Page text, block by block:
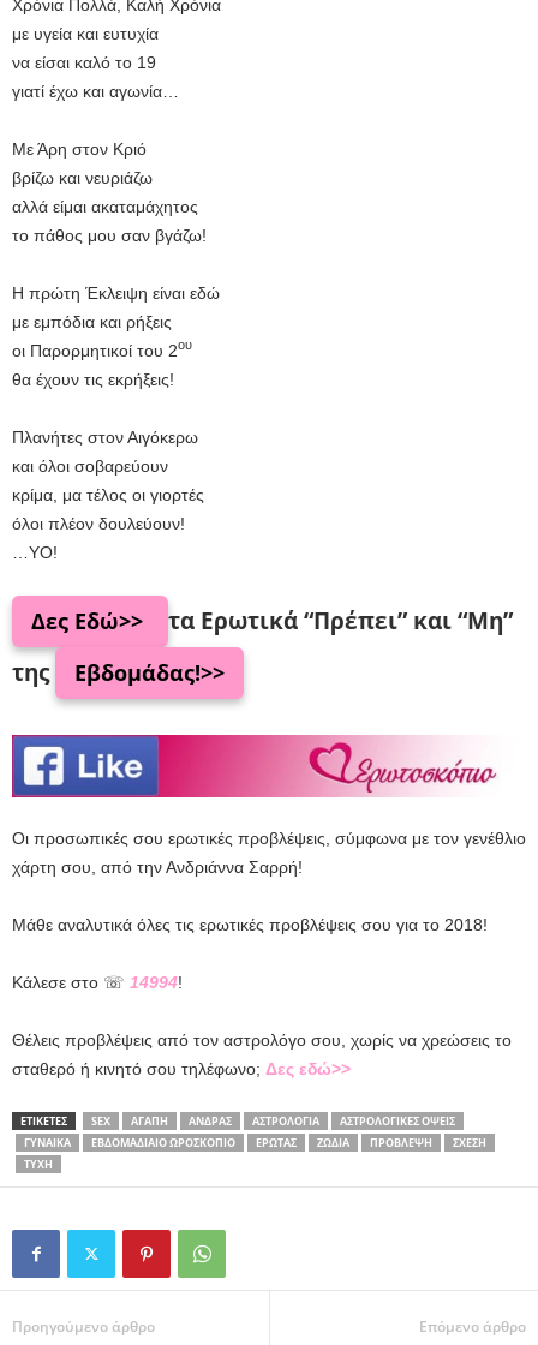
Χρόνια Πολλά, Καλή Χρόνια
με υγεία και ευτυχία
να είσαι καλό το 19
γιατί έχω και αγωνία…
Με Άρη στον Κριό
βρίζω και νευριάζω
αλλά είμαι ακαταμάχητος
το πάθος μου σαν βγάζω!
Η πρώτη Έκλειψη είναι εδώ
με εμπόδια και ρήξεις
οι Παρορμητικοί του 2ου
θα έχουν τις εκρήξεις!
Πλανήτες στον Αιγόκερω
και όλοι σοβαρεύουν
κρίμα, μα τέλος οι γιορτές
όλοι πλέον δουλεύουν!
…YO!
Δες Εδώ>>
τα Ερωτικά “Πρέπει” και “Μη”
της
Εβδομάδας!>>
Οι προσωπικές σου ερωτικές προβλέψεις, σύμφωνα με τον γενέθλιο
χάρτη σου, από την Ανδριάννα Σαρρή!
Μάθε αναλυτικά όλες τις ερωτικές προβλέψεις σου για το 2018!
Κάλεσε στο ☏ 14994!
Θέλεις προβλέψεις από τον αστρολόγο σου, χωρίς να χρεώσεις το
σταθερό ή κινητό σου τηλέφωνο; Δες εδώ>>
ΕΤΙΚΕΤΕΣ SEX ΑΓΆΠΗ ΆΝΔΡΑΣ ΑΣΤΡΟΛΟΓΊΑ
ΑΣΤΡΟΛΟΓΙΚΈΣ ΌΨΕΙΣ
ΓΥΝΑΊΚΑ
ΕΒΔΟΜΑΔΙΑΊΟ ΩΡΟΣΚΌΠΙΟ ΈΡΩΤΑΣ ΖΏΔΙΑ ΠΡΌΒΛΕΨΗ
ΣΧΈΣΗ
ΤΎΧΗ
Προηγούμενο άρθρο Επόμενο άρθρο